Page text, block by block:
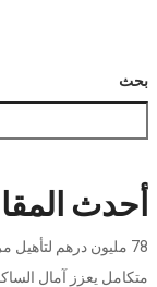
بحث
أحدث
78 مليون درهم
متكامل يعزز آمال